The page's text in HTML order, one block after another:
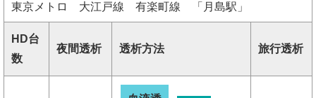
東京メトロ 大江戸線 有楽町線 「月島駅」
HD台
数
夜間透析 透析方法 旅行透析